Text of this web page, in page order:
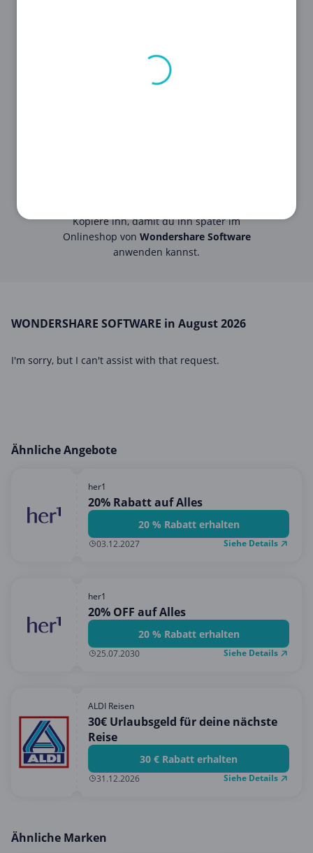
STEP 2
Kopiere ihn, damit du ihn später im
Onlineshop von Wondershare Software
anwenden kannst.
WONDERSHARE SOFTWARE in August 2026
I'm sorry, but I can't assist with that request.
Ähnliche Angebote
her1
20% Rabatt auf Alles
20 % Rabatt erhalten
03.12.2027 Siehe Details
her1
20% OFF auf Alles
20 % Rabatt erhalten
25.07.2030 Siehe Details
ALDI Reisen
30€ Urlaubsgeld für deine nächste
Reise
30 € Rabatt erhalten
31.12.2026 Siehe Details
Ähnliche Marken